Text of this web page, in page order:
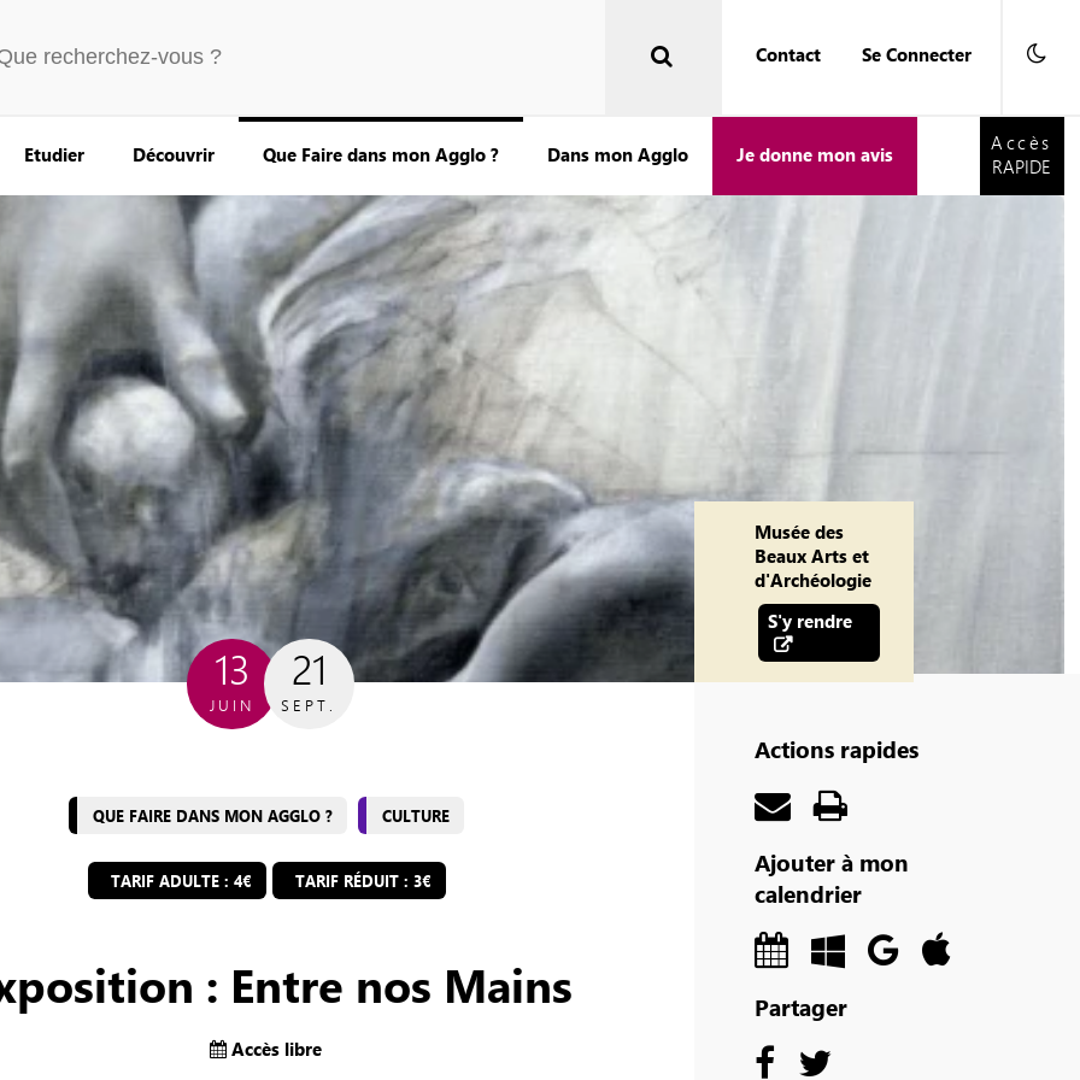
Contact Se Connecter
Accès
Etudier Découvrir Que Faire dans mon Agglo ? Dans mon Agglo Je donne mon avis
Accès
RAPIDE
13
JUIN
21
SEPT.
QUE FAIRE DANS MON AGGLO ? CULTURE
TARIF ADULTE : 4€ TARIF RÉDUIT : 3€
: Entre nos Mains
Accès libre
Musée des
Beaux Arts et
d'Archéologie
S'y rendre
Actions rapides
Ajouter à mon
calendrier
Partager